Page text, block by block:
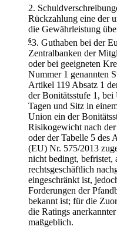
2.
Rückzahlung eine der
die Gewährleistung
63. Guthaben bei der
Zentralbanken der
oder bei geeigneten
Nummer 1 genannten
Artikel 119 Absatz 1
der Bonitätsstufe 1,
Tagen und Sitz in
Union ein der
Risikogewicht nach
oder der Tabelle 5 des
(EU) Nr. 575/2013
nicht bedingt, befristet,
rechtsgeschäftlich
eingeschränkt ist,
Forderungen der
bekannt ist; für die
die Ratings
maßgeblich.